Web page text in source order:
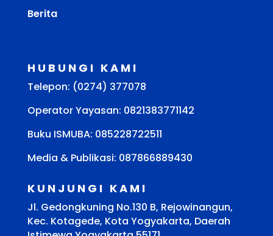
Berita
HUBUNGI KAMI
Telepon: (0274) 377078
Operator Yayasan: 0821383771142
Buku ISMUBA: 085228722511
Media & Publikasi: 087866889430
KUNJUNGI KAMI
Jl. Gedongkuning No.130 B, Rejowinangun,
Kec. Kotagede, Kota Yogyakarta, Daerah